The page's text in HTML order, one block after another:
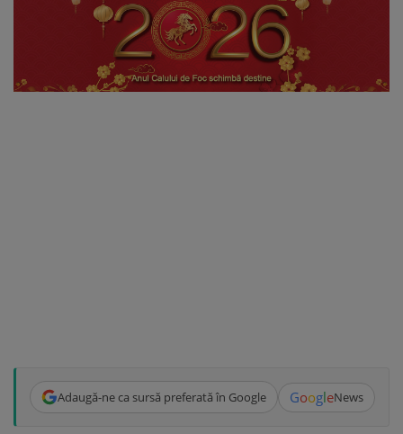
Adaugă-ne ca sursă preferată în Google GoogleNews